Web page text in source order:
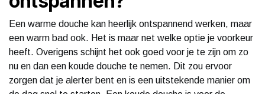
Een warme douche kan heerlijk ontspannend werken, maar
een warm bad ook. Het is maar net welke optie je voorkeur
heeft. Overigens schijnt het ook goed voor je te zijn om zo
nu en dan een koude douche te nemen. Dit zou ervoor
zorgen dat je alerter bent en is een uitstekende manier om